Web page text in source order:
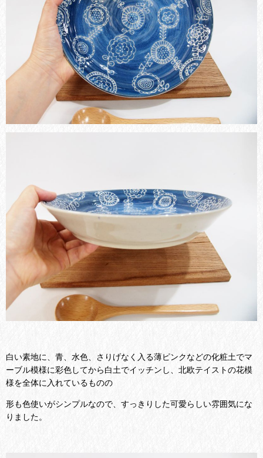
白い素地に、青、水色、さりげなく入る薄ピンクなどの化粧土でマ
ーブル模様に彩色してから白土でイッチンし、北欧テイストの花模
様を全体に入れているものの
形も色使いがシンプルなので、すっきりした可愛らしい雰囲気にな
りました。